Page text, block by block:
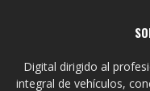
Digital dirigido al
integral de vehículos,